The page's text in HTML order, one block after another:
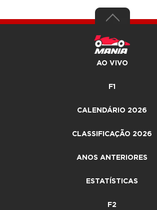
AO VIVO
F1
CALENDÁRIO 2026
CLASSIFICAÇÃO 2026
ANOS ANTERIORES
ESTATÍSTICAS
F2